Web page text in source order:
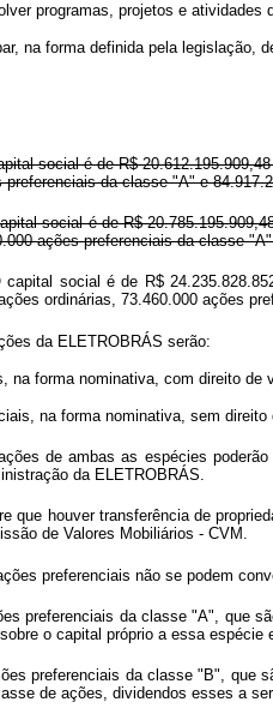
programas, projetos e atividades
forma definida pela legislação, de
social é de R$
preferenciais da classe "A" e
social é de R$
ações preferenciais da classe
social é de R$
ordinárias, 73.460.000 ações
da ELETROBRÁS serão:
forma nominativa, com direito de
na forma nominativa, sem direito
de ambas as espécies poderão
da ELETROBRÁS.
que houver transferência de
de Valores Mobiliários - CVM.
preferenciais não se podem
preferenciais da classe "A", que
o capital próprio a essa
preferenciais da classe "B", que
de ações, dividendos esses a